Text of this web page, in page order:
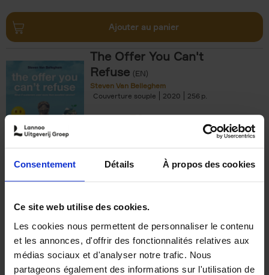
Consentement Détails À propos des cookies
Ce site web utilise des cookies.
Les cookies nous permettent de personnaliser le contenu
et les annonces, d'offrir des fonctionnalités relatives aux
médias sociaux et d'analyser notre trafic. Nous
partageons également des informations sur l'utilisation de
Ajouter au panier
The Offer You Can't
Refuse (EN)
Steven Van Belleghem
Couverture souple
2020 256
€37,50
Building Bonds = Building
Business
Jochen Roef Jozefien De Feyter
Carolien Boom
Couverture souple
2025 200